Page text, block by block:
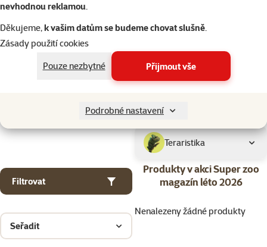
nevhodnou reklamou.
Děkujeme,k vašim datům se budeme chovat slušně.
Zásady použití cookies
Pouze nezbytné
Přijmout vše
Podrobné nastavení
Drobní savci
Ptáci
Teraristika
Filtrovat
Produkty v akci Super zoo
magazín léto 2026
Seřadit
Nenalezeny žádné produkty